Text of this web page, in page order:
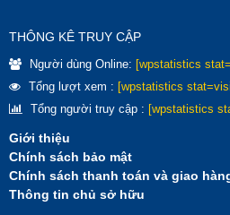
THÔNG KÊ TRUY CẬP
Người dùng Online: [wpstatistics
Tổng lượt xem : [wpstatistics
Tổng người truy cập : [wpstatistics
Giới thiệu
Chính sách bảo mật
Chính sách thanh toán và giao
Thông tin chủ sở hữu